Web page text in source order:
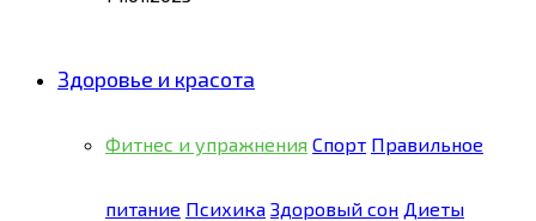
Здоровье и красота
Фитнес и упражнения Спорт Правильное
питание Психика Здоровый сон Диеты